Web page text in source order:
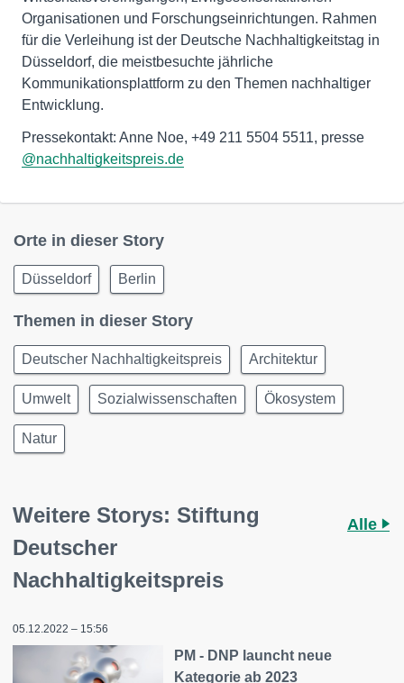
Organisationen und Forschungseinrichtungen. Rahmen
für die Verleihung ist der Deutsche Nachhaltigkeitstag in
Düsseldorf, die meistbesuchte jährliche
Kommunikationsplattform zu den Themen nachhaltiger
Entwicklung.
Pressekontakt: Anne Noe, +49 211 5504 5511, presse
@nachhaltigkeitspreis.de
Orte in dieser Story
Düsseldorf Berlin
Themen in dieser Story
Deutscher Nachhaltigkeitspreis Architektur
Umwelt Sozialwissenschaften Ökosystem
Natur
Weitere Storys: Stiftung
Deutscher
Nachhaltigkeitspreis
Alle
05.12.2022 – 15:56
PM - DNP launcht neue
Kategorie ab 2023